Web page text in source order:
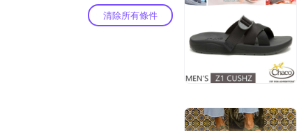
清除所有條件